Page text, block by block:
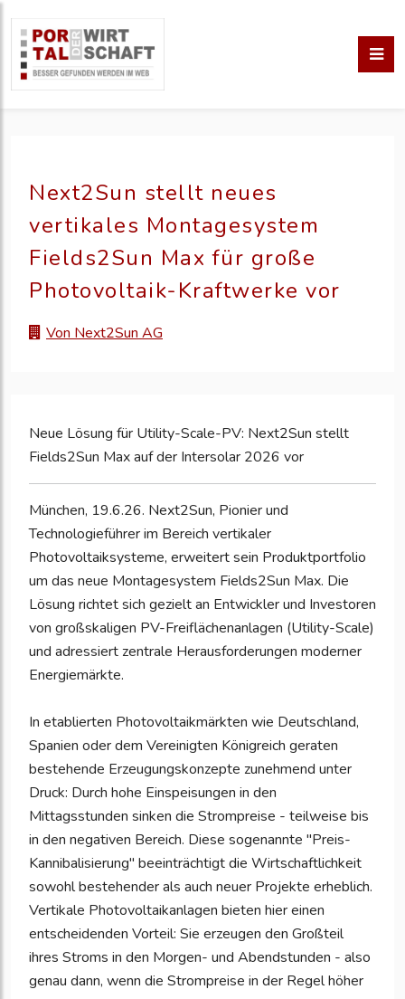
Next2Sun stellt neues
vertikales Montagesystem
Fields2Sun Max für große
Photovoltaik-Kraftwerke vor
Von Next2Sun AG
Neue Lösung für Utility-Scale-PV: Next2Sun stellt
Fields2Sun Max auf der Intersolar 2026 vor
München, 19.6.26. Next2Sun, Pionier und
Technologieführer im Bereich vertikaler
Photovoltaiksysteme, erweitert sein Produktportfolio
um das neue Montagesystem Fields2Sun Max. Die
Lösung richtet sich gezielt an Entwickler und Investoren
von großskaligen PV-Freiflächenanlagen (Utility-Scale)
und adressiert zentrale Herausforderungen moderner
Energiemärkte.
In etablierten Photovoltaikmärkten wie Deutschland,
Spanien oder dem Vereinigten Königreich geraten
bestehende Erzeugungskonzepte zunehmend unter
Druck: Durch hohe Einspeisungen in den
Mittagsstunden sinken die Strompreise - teilweise bis
in den negativen Bereich. Diese sogenannte "Preis-
Kannibalisierung" beeinträchtigt die Wirtschaftlichkeit
sowohl bestehender als auch neuer Projekte erheblich.
Vertikale Photovoltaikanlagen bieten hier einen
entscheidenden Vorteil: Sie erzeugen den Großteil
ihres Stroms in den Morgen- und Abendstunden - also
genau dann, wenn die Strompreise in der Regel höher